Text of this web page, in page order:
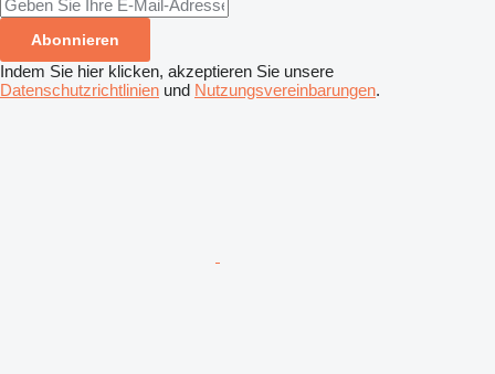
Abonnieren
Indem Sie hier klicken, akzeptieren Sie unsere
Datenschutzrichtlinien und Nutzungsvereinbarungen.